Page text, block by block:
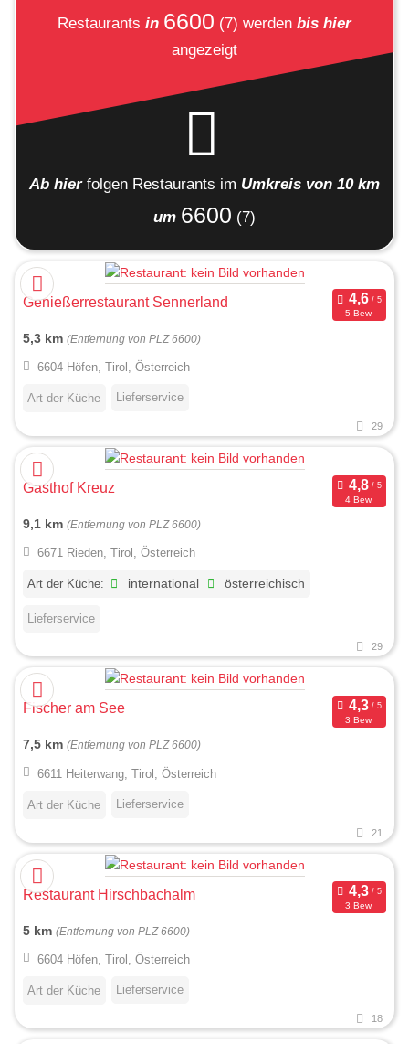
Restaurants in 6600 (7) werden bis hier
angezeigt
Ab hier folgen Restaurants im Umkreis von 10 km
um 6600 (7)
Genießerrestaurant Sennerland
5 Bew.
5,3 km (Entfernung von PLZ 6600)
6604 Höfen, Tirol, Österreich
Art der Küche Lieferservice
29
Gasthof Kreuz
4 Bew.
9,1 km (Entfernung von PLZ 6600)
6671 Rieden, Tirol, Österreich
Art der Küche: international österreichisch
Lieferservice
29
Fischer am See
3 Bew.
7,5 km (Entfernung von PLZ 6600)
6611 Heiterwang, Tirol, Österreich
Art der Küche Lieferservice
21
Restaurant Hirschbachalm
3 Bew.
5 km (Entfernung von PLZ 6600)
6604 Höfen, Tirol, Österreich
Art der Küche Lieferservice
18